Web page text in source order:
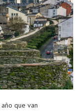
que van